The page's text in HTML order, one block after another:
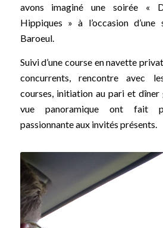
avons imaginé une soirée «
Hippiques » à l’occasion
Baroeul.
Suivi d’une course en navette
concurrents, rencontre avec
courses, initiation au pari et dîner
vue panoramique ont fait
passionnante aux invités présents.